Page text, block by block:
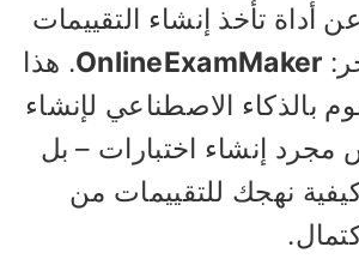
تأخذ إنشاء التقييمات
OnlineExamMaker. هذا
بالذكاء الاصطناعي لإنشاء
إنشاء اختبارات – بل
نهجك للتقييمات من